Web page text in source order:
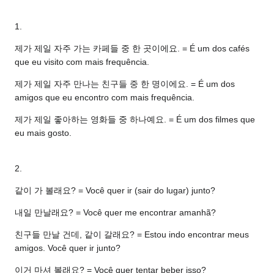
1.
제가 제일 자주 가는 카페들 중 한 곳이에요. = É um dos cafés
que eu visito com mais frequência.
제가 제일 자주 만나는 친구들 중 한 명이에요. = É um dos
amigos que eu encontro com mais frequência.
제가 제일 좋아하는 영화들 중 하나예요. = É um dos filmes que
eu mais gosto.
2.
같이 가 볼래요? = Você quer ir (sair do lugar) junto?
내일 만날래요? = Você quer me encontrar amanhã?
친구들 만날 건데, 같이 갈래요? = Estou indo encontrar meus
amigos. Você quer ir junto?
이거 마셔 볼래요? = Você quer tentar beber isso?